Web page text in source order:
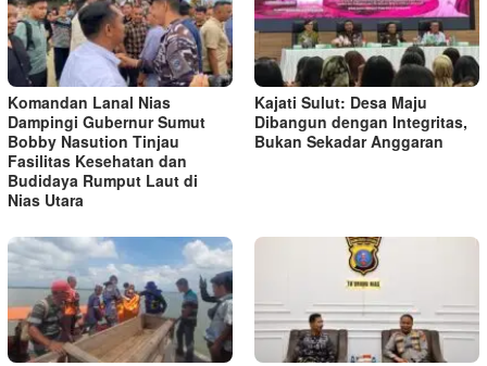
Komandan Lanal Nias
Dampingi Gubernur Sumut
Bobby Nasution Tinjau
Fasilitas Kesehatan dan
Budidaya Rumput Laut di
Nias Utara
Kajati Sulut: Desa Maju
Dibangun dengan Integritas,
Bukan Sekadar Anggaran